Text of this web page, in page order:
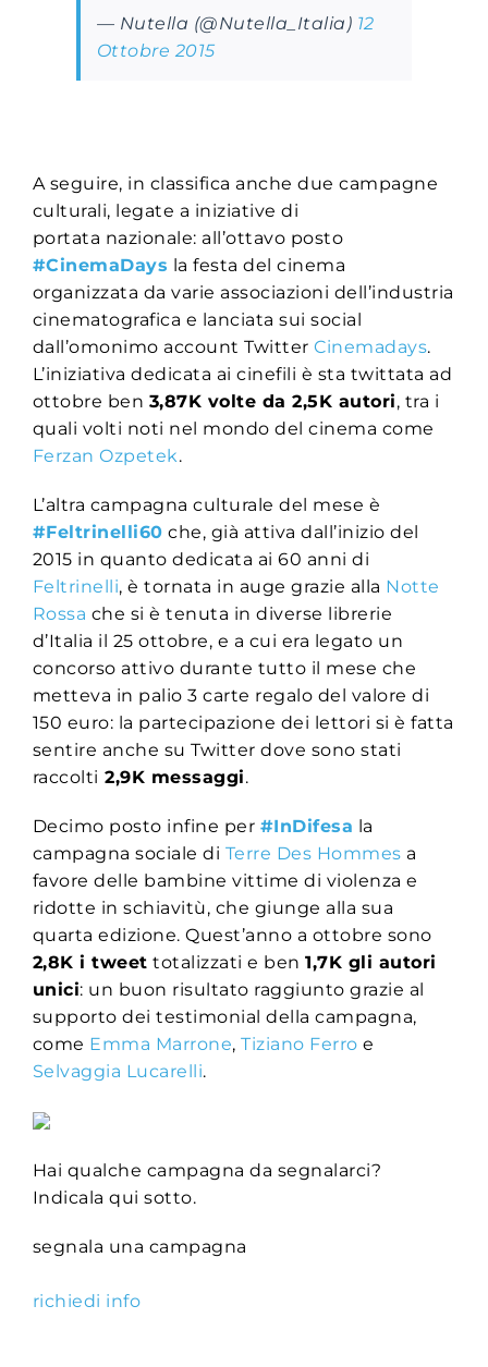
— Nutella (@Nutella_Italia) 12
Ottobre 2015
A seguire, in classifica anche due campagne
culturali, legate a iniziative di
portata nazionale: all’ottavo posto
#CinemaDays la festa del cinema
organizzata da varie associazioni dell’industria
cinematografica e lanciata sui social
dall’omonimo account TwitterCinemadays.
L’iniziativa dedicata ai cinefili è sta twittata ad
ottobre ben 3,87K volte da 2,5K autori, tra i
quali volti noti nel mondo del cinema come
Ferzan Ozpetek.
L’altra campagna culturale del mese è
#Feltrinelli60 che, già attiva dall’inizio del
2015 in quanto dedicata ai 60 anni di
Feltrinelli, è tornata in auge grazie alla Notte
Rossa che si è tenuta in diverse librerie
d’Italia il 25 ottobre, e a cui era legato un
concorso attivo durante tutto il mese che
metteva in palio 3 carte regalo del valore di
150 euro: la partecipazione dei lettori si è fatta
sentire anche su Twitter dove sono stati
raccolti 2,9K messaggi.
Decimo posto infine per #InDifesa la
campagna sociale di Terre Des Hommes a
favore delle bambine vittime di violenza e
ridotte in schiavitù, che giunge alla sua
quarta edizione. Quest’anno a ottobre sono
2,8K i tweet totalizzati e ben1,7K gli autori
unici: un buon risultato raggiunto grazie al
supporto dei testimonial della campagna,
come Emma Marrone,Tiziano Ferro e
Selvaggia Lucarelli.
Hai qualche campagna da segnalarci?
Indicala qui sotto.
segnala una campagna
richiedi info